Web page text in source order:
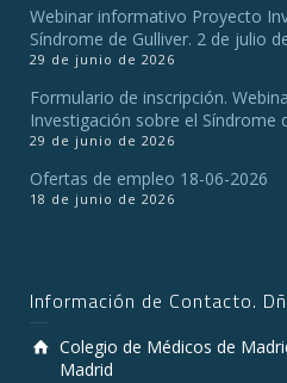
Webinar informativo Proyecto
Síndrome de Gulliver. 2 de julio
29 de junio de 2026
Formulario de inscripción.
Investigación sobre el Síndrome
29 de junio de 2026
Ofertas de empleo 18-06-2026
18 de junio de 2026
Información de Contacto.
Colegio de Médicos de
Madrid